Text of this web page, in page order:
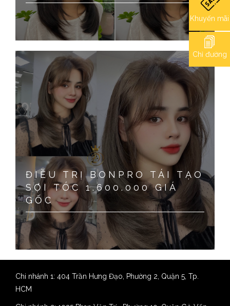
ĐIỀU TRỊ BONPRO TÁI TẠO
SỢI TÓC 1.600.000 GIÁ
GỐC
Chi nhánh 1: 404 Trần Hưng Đạo, Phường 2, Quận 5, Tp.
HCM
Khuyến mãi
Chỉ đường